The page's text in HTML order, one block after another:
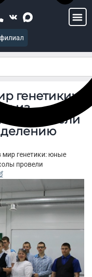
генетики:
из
провели
мир генетики: юные
провели